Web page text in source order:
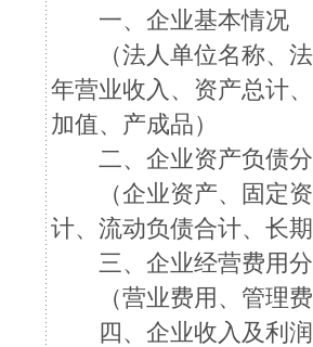
一、企业基本情况
（法人单位名称、法
年营业收入、资产总计
加值、产成品）
二、企业资产负债
（企业资产、固定资
计、流动负债合计、长
三、企业经营费用
（营业费用、管理费
四、企业收入及利